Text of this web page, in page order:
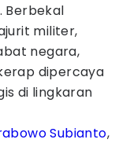
Berbekal
militer,
negara,
dipercaya
di lingkaran
Subianto,